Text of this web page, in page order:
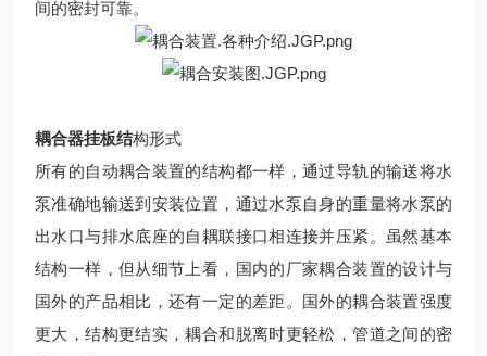
间的密封可靠。
耦合器挂板结构形式
所有的自动耦合装置的结构都一样，通过导轨的输送将水
泵准确地输送到安装位置，通过水泵自身的重量将水泵的
出水口与排水底座的自耦联接口相连接并压紧。虽然基本
结构一样，但从细节上看，国内的厂家耦合装置的设计与
国外的产品相比，还有一定的差距。国外的耦合装置强度
更大，结构更结实，耦合和脱离时更轻松，管道之间的密